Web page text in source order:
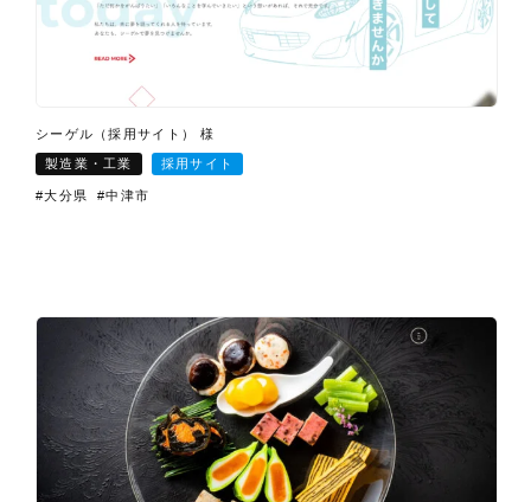
シーゲル（採用サイト） 様
製造業・工業 採用サイト
#大分県 #中津市